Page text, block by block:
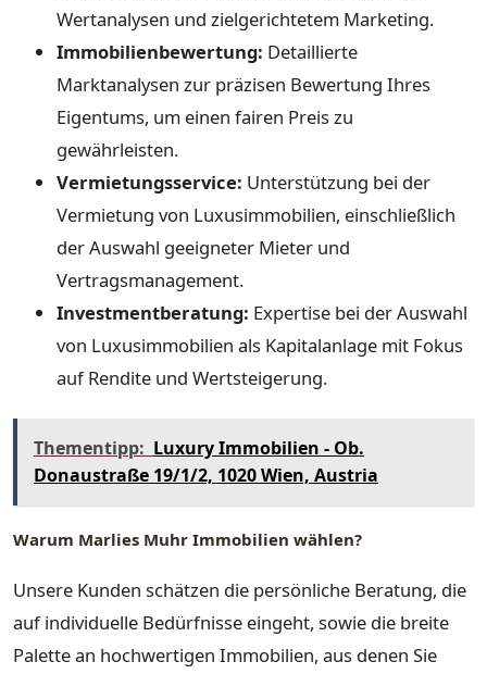
Wertanalysen und zielgerichtetem Marketing.
Immobilienbewertung: Detaillierte
Marktanalysen zur präzisen Bewertung Ihres
Eigentums, um einen fairen Preis zu
gewährleisten.
Vermietungsservice: Unterstützung bei der
Vermietung von Luxusimmobilien, einschließlich
der Auswahl geeigneter Mieter und
Vertragsmanagement.
Investmentberatung: Expertise bei der Auswahl
von Luxusimmobilien als Kapitalanlage mit Fokus
auf Rendite und Wertsteigerung.
Thementipp: Luxury Immobilien - Ob.
Donaustraße 19/1/2, 1020 Wien, Austria
Warum Marlies Muhr Immobilien wählen?
Unsere Kunden schätzen die persönliche Beratung, die
auf individuelle Bedürfnisse eingeht, sowie die breite
Palette an hochwertigen Immobilien, aus denen Sie